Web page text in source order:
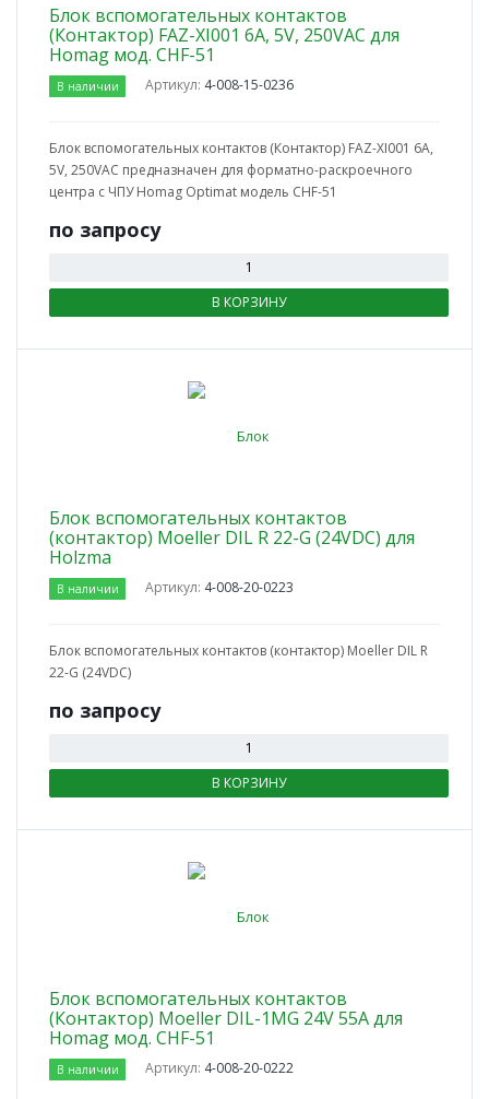
Блок вспомогательных контактов
(Контактор) FAZ-XI001 6A, 5V, 250VAC для
Homag мод. CHF-51
В наличии Артикул: 4-008-15-0236
Блок вспомогательных контактов (Контактор) FAZ-XI001 6A,
5V, 250VAC предназначен для форматно-раскроечного
центра с ЧПУ Homag Optimat модель CHF-51
по запросу
В КОРЗИНУ
Блок вспомогательных контактов
(контактор) Moeller DIL R 22-G (24VDC) для
Holzma
В наличии Артикул: 4-008-20-0223
Блок вспомогательных контактов (контактор) Moeller DIL R
22-G (24VDC)
по запросу
В КОРЗИНУ
Блок вспомогательных контактов
(Контактор) Moeller DIL-1МG 24V 55A для
Homag мод. CHF-51
В наличии Артикул: 4-008-20-0222